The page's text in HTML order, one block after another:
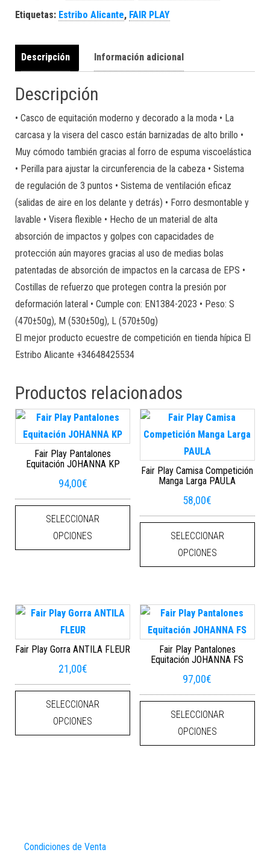
Etiquetas: Estribo Alicante, FAIR PLAY
Descripción Información adicional
Descripción
• Casco de equitación moderno y decorado a la moda • La
carcasa y la visera del casco están barnizadas de alto brillo •
Muy cómodo también gracias al forro de espuma viscoelástica
• Perilla para ajustar la circunferencia de la cabeza • Sistema
de regulación de 3 puntos • Sistema de ventilación eficaz
(salidas de aire en los delante y detrás) • Forro desmontable y
lavable • Visera flexible • Hecho de un material de alta
absorción de impactos y golpes con capacidades de
protección aún mayores gracias al uso de medias bolas
patentadas de absorción de impactos en la carcasa de EPS •
Costillas de refuerzo que protegen contra la presión por
deformación lateral • Cumple con: EN1384-2023 • Peso: S
(470±50g), M (530±50g), L (570±50g)
El mejor producto ecuestre de competición en tienda hípica El
Estribo Alicante +34648425534
Productos relacionados
Fair Play Pantalones
Equitación JOHANNA KP
94,00€
SELECCIONAR
OPCIONES
Este producto tiene múltiples
Fair Play Camisa Competición
Manga Larga PAULA
58,00€
SELECCIONAR
OPCIONES
Fair Play Gorra ANTILA FLEUR
21,00€
SELECCIONAR
OPCIONES
Este producto tiene múltiples
Fair Play Pantalones
Equitación JOHANNA FS
97,00€
SELECCIONAR
OPCIONES
Condiciones de Venta